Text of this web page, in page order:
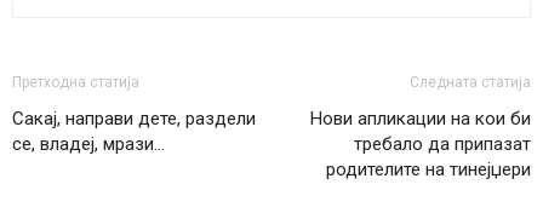
Претходна статија
Сакај, направи дете, раздели
се, владеј, мрази…
Следната статија
Нови апликации на кои би
требало да припазат
родителите на тинејџери